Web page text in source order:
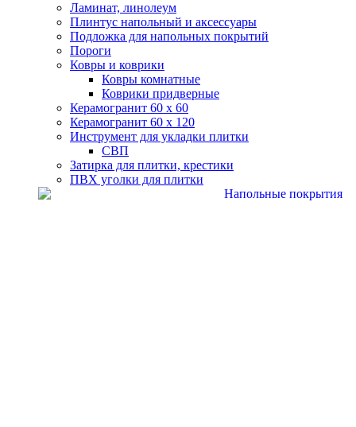
Ламинат, линолеум
Плинтус напольный и аксессуары
Подложка для напольных покрытий
Пороги
Ковры и коврики
Ковры комнатные
Коврики придверные
Керамогранит 60 х 60
Керамогранит 60 х 120
Инструмент для укладки плитки
СВП
Затирка для плитки, крестики
ПВХ уголки для плитки